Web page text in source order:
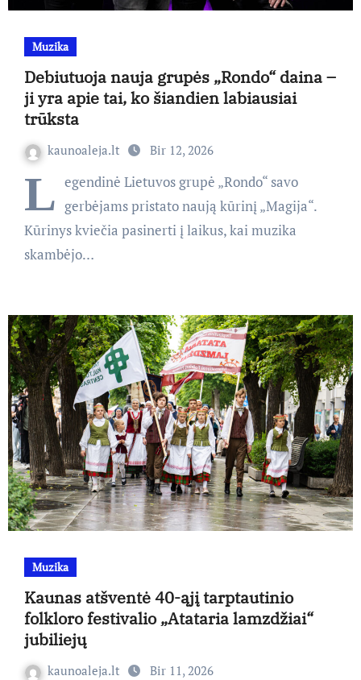
Muzika
Debiutuoja nauja grupės „Rondo“ daina –
ji yra apie tai, ko šiandien labiausiai
trūksta
kaunoaleja.lt Bir 12, 2026
L egendinė Lietuvos grupė „Rondo“ savo
gerbėjams pristato naują kūrinį „Magija“.
Kūrinys kviečia pasinerti į laikus, kai muzika
skambėjo…
Muzika
Kaunas atšventė 40-ąjį tarptautinio
folkloro festivalio „Atataria lamzdžiai“
jubiliejų
kaunoaleja.lt Bir 11, 2026